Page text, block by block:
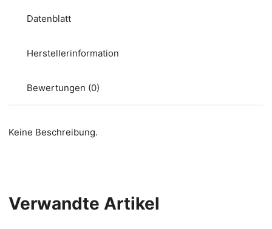
Datenblatt
Herstellerinformation
Bewertungen (0)
Keine Beschreibung.
Verwandte Artikel